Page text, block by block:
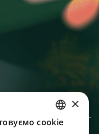
RUSSIAN
×
cookie